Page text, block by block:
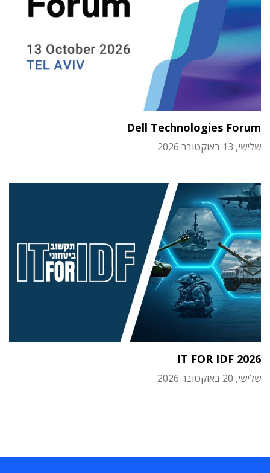
Dell Technologies Forum
שלישי, 13 באוקטובר 2026
IT FOR IDF 2026
שלישי, 20 באוקטובר 2026